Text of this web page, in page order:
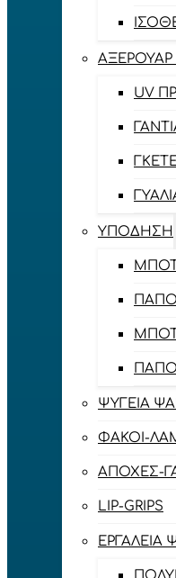
UV
ΥΠΌΔΗΣΗ
ΨΥΓΕΊΑ
ΦΑΚΟΊ-
ΑΠΌΧΕΣ-
LIP-GRIPS